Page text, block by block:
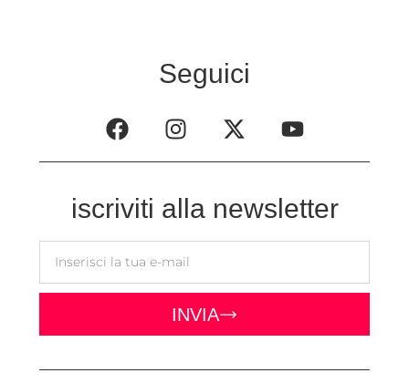
Seguici
iscriviti alla newsletter
INVIA